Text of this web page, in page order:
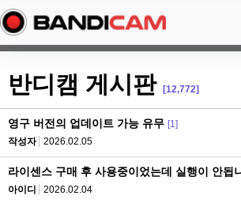
반디캠 게시판 [12,772]
영구 버전의 업데이트 가능 유무 [1]
작성자
2026.02.05
라이센스 구매 후 사용중이었는데 실행이 안됩
아이디
2026.02.04